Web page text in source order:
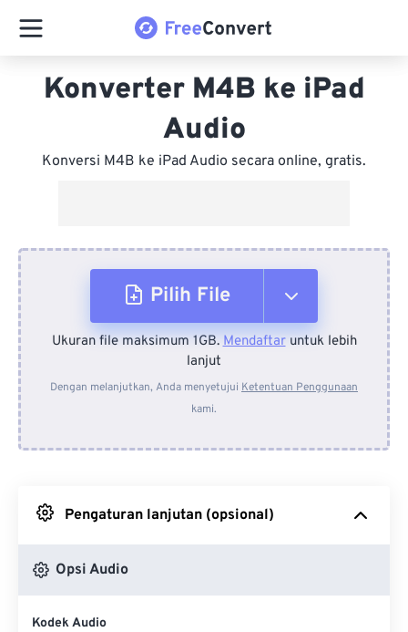
Konverter M4B ke iPad
Audio
Konversi M4B ke iPad Audio secara online, gratis.
Pilih File
Dari Perangkat
Dari Dropbox
Ukuran file maksimum 1GB.Mendaftaruntuk lebih
lanjut
Dengan melanjutkan, Anda menyetujui Ketentuan Penggunaan
kami.
Pengaturan lanjutan (opsional)
Opsi Audio
Kodek Audio